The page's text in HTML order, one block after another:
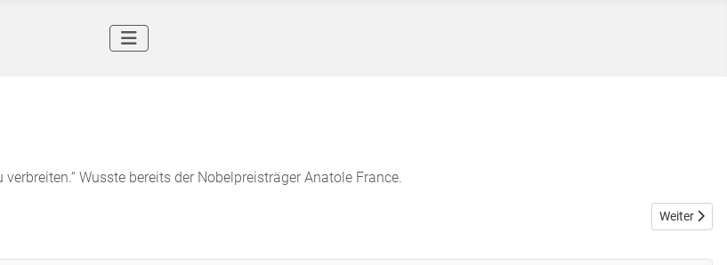
Wusste bereits der Nobelpreisträger Anatole France.
Nächster
Weiter